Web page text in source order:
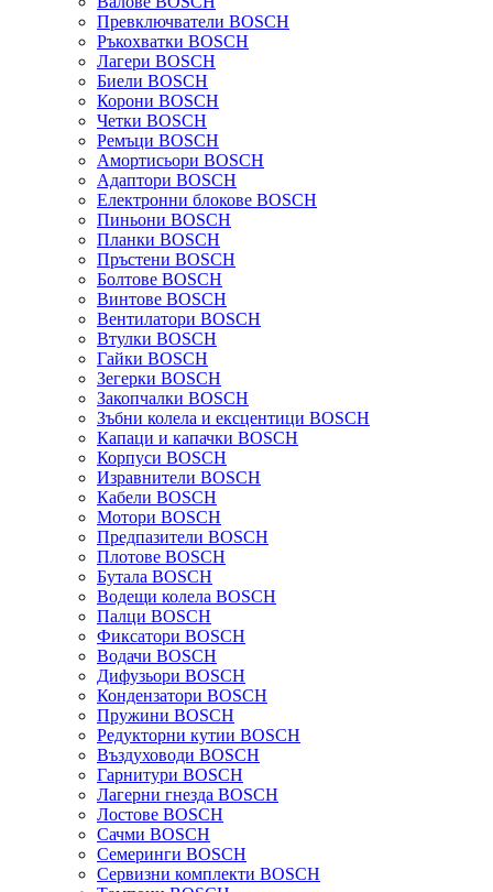
Превключватели BOSCH
Ръкохватки BOSCH
Лагери BOSCH
Биели BOSCH
Корони BOSCH
Четки BOSCH
Ремъци BOSCH
Амортисьори BOSCH
Адаптори BOSCH
Електронни блокове BOSCH
Пиньони BOSCH
Планки BOSCH
Пръстени BOSCH
Болтове BOSCH
Винтове BOSCH
Вентилатори BOSCH
Втулки BOSCH
Гайки BOSCH
Зегерки BOSCH
Закопчалки BOSCH
Зъбни колела и ексцентици BOSCH
Капаци и капачки BOSCH
Корпуси BOSCH
Изравнители BOSCH
Кабели BOSCH
Мотори BOSCH
Предпазители BOSCH
Плотове BOSCH
Бутала BOSCH
Водещи колела BOSCH
Палци BOSCH
Фиксатори BOSCH
Водачи BOSCH
Дифузьори BOSCH
Кондензатори BOSCH
Пружини BOSCH
Редукторни кутии BOSCH
Въздуховоди BOSCH
Гарнитури BOSCH
Лагерни гнезда BOSCH
Лостове BOSCH
Сачми BOSCH
Семеринги BOSCH
Сервизни комплекти BOSCH